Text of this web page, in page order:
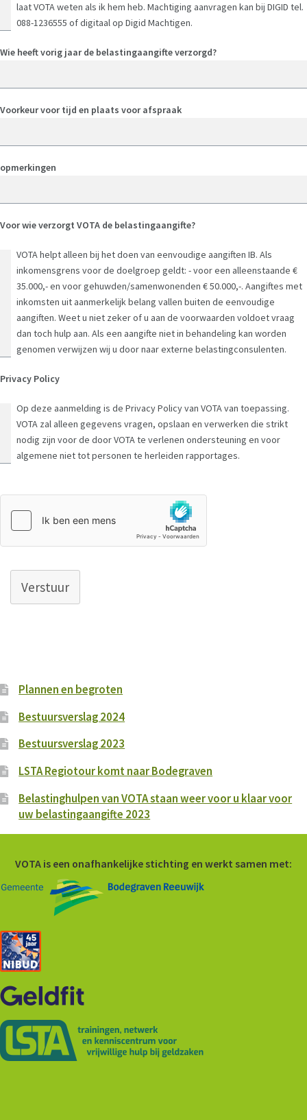
Nieuws
laat VOTA weten als ik hem heb. Machtiging aanvragen kan bij DIGID tel.
088-1236555 of digitaal op Digid Machtigen.
Wie heeft vorig jaar de belastingaangifte verzorgd?
Voorkeur voor tijd en plaats voor afspraak
opmerkingen
Voor wie verzorgt VOTA de belastingaangifte?
VOTA helpt alleen bij het doen van eenvoudige aangiften IB. Als
inkomensgrens voor de doelgroep geldt: - voor een alleenstaande €
35.000,- en voor gehuwden/samenwonenden € 50.000,-. Aangiftes met
inkomsten uit aanmerkelijk belang vallen buiten de eenvoudige
aangiften. Weet u niet zeker of u aan de voorwaarden voldoet vraag
dan toch hulp aan. Als een aangifte niet in behandeling kan worden
genomen verwijzen wij u door naar externe belastingconsulenten.
Privacy Policy
Op deze aanmelding is de Privacy Policy van VOTA van toepassing.
VOTA zal alleen gegevens vragen, opslaan en verwerken die strikt
nodig zijn voor de door VOTA te verlenen ondersteuning en voor
algemene niet tot personen te herleiden rapportages.
Verstuur
Plannen en begroten
Bestuursverslag 2024
Bestuursverslag 2023
LSTA Regiotour komt naar Bodegraven
Belastinghulpen van VOTA staan weer voor u klaar voor
uw belastingaangifte 2023
VOTA is een onafhankelijke stichting en werkt samen met: